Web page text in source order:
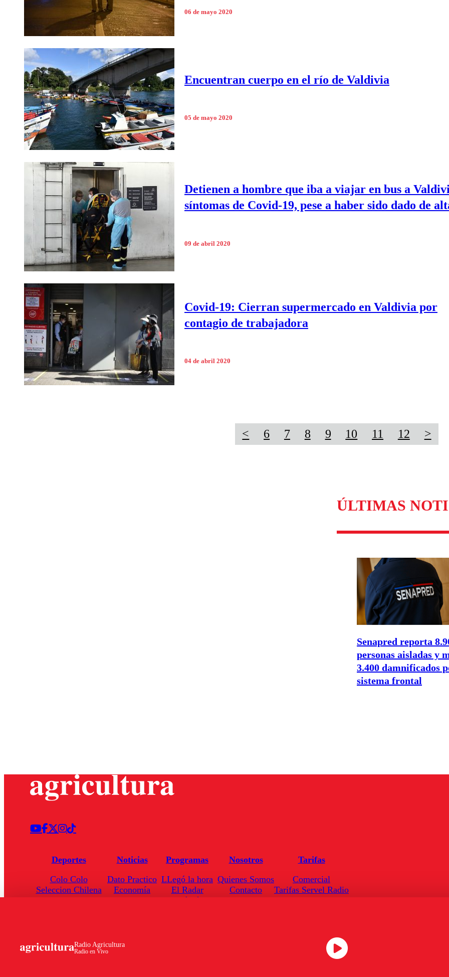
06 de mayo 2020
Encuentran cuerpo en el río de Valdivia
05 de mayo 2020
Detienen a hombre que iba a viajar en bus a
síntomas de Covid-19, pese a haber sido dado de
09 de abril 2020
Covid-19: Cierran supermercado en Valdivia por
contagio de trabajadora
04 de abril 2020
< 6 7 8 9 10 11 12 >
ÚLTIMAS
Senapred reporta
personas aisladas y
3.400 damnificados
sistema frontal
Radio Agricultura
Radio en Vivo
Deportes
Colo Colo
Seleccion Chilena
Noticias
Dato Practico
Economía
Programas
LLegó la hora
El Radar
Enfoqué Público
Nosotros
Quienes Somos
Contacto
Tarifas
Comercial
Tarifas Servel Radio